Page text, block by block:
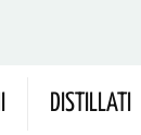
DISTILLATI